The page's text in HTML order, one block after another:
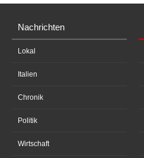
Nachrichten
Lokal
Italien
Chronik
Politik
Wirtschaft